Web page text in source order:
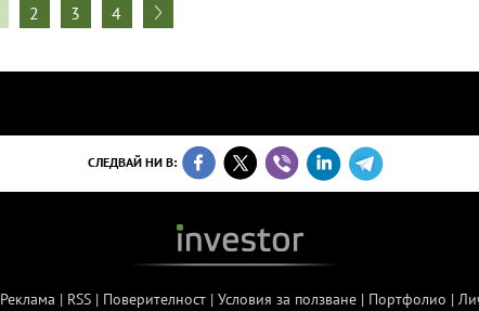
2 3 4
СЛЕДВАЙ НИ В:
Реклама | RSS| Поверителност| Условия за ползване| Портфолио |